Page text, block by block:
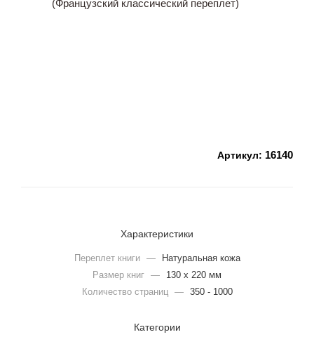
Артикул: 16140
Характеристики
Переплет книги —
Натуральная кожа
Размер книг —
130 х 220 мм
Количество страниц — 350 - 1000
Категории